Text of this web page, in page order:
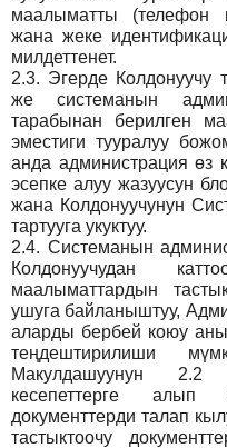
маалыматты (телефон
жана жеке
милдеттенет.
2.3. Эгерде Колдонуучу
же системанын
тарабынан берилген
эместиги тууралуу
анда администрация өз
эсепке алуу жазуусун
жана Колдонуучунун
тартууга укуктуу.
2.4. Системанын
Колдонуучудан
маалыматтардын
ушуга байланыштуу,
аларды бербей коюу
теңдештирилиши
Макулдашуунун 2.2
кесепеттерге алып
документтерди талап
тастыктоочу